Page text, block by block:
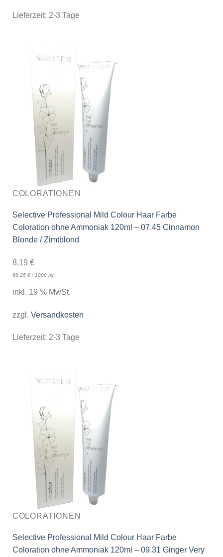
Lieferzeit: 2-3 Tage
COLORATIONEN
Selective Professional Mild Colour Haar Farbe
Coloration ohne Ammoniak 120ml – 07.45 Cinnamon
Blonde / Zimtblond
8,19 €
68,25 €/ 1000 ml
inkl. 19 % MwSt.
zzgl. Versandkosten
Lieferzeit: 2-3 Tage
COLORATIONEN
Selective Professional Mild Colour Haar Farbe
Coloration ohne Ammoniak 120ml – 09.31 Ginger Very